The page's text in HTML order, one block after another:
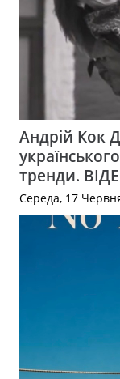
Андрій Кок
тренди.
Середа, 17